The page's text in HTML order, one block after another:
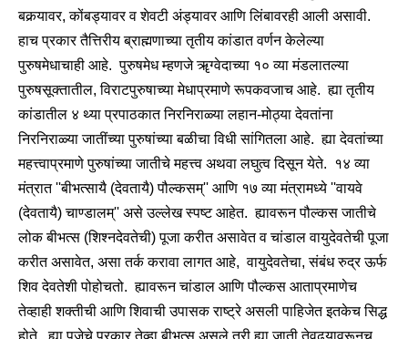
बकर्‍यावर, कोंबड्यावर व शेवटी अंड्यावर आणि लिंबावरही आली असावी.
हाच प्रकार तैत्तिरीय ब्राह्मणाच्या तृतीय कांडात वर्णन केलेल्या
पुरुषमेधाचाही आहे. पुरुषमेध म्हणजे ॠग्वेदाच्या १० व्या मंडलातल्या
पुरुषसूक्तातील, विराटपुरुषाच्या मेधाप्रमाणे रूपकवजाच आहे. ह्या तृतीय
कांडातील ४ थ्या प्रपाठकात निरनिराळ्या लहान-मोठ्या देवतांना
निरनिराळ्या जातींच्या पुरुषांच्या बळीचा विधी सांगितला आहे. ह्या देवतांच्या
महत्त्वाप्रमाणे पुरुषांच्या जातीचे महत्त्व अथवा लघुत्व दिसून येते. १४ व्या
मंत्रात ''बीभत्सायै (देवतायै) पौल्कसम्'' आणि १७ व्या मंत्रामध्ये ''वायवे
(देवतायै) चाण्डालम्'' असे उल्लेख स्पष्ट आहेत. ह्यावरून पौल्कस जातीचे
लोक बीभत्स (शिश्नदेवतेची) पूजा करीत असावेत व चांडाल वायुदेवतेची पूजा
करीत असावेत, असा तर्क करावा लागत आहे, वायुदेवतेचा, संबंध रुद्र ऊर्फ
शिव देवतेशी पोहोचतो. ह्यावरून चांडाल आणि पौल्कस आताप्रमाणेच
तेव्हाही शक्तीची आणि शिवाची उपासक राष्ट्रे असली पाहिजेत इतकेच सिद्ध
होते. ह्या पूजेचे प्रकार तेव्हा बीभत्स असले तरी ह्या जाती तेवढ्यावरूनच